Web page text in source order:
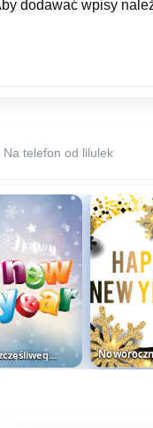
Na telefon od lilulek
Szczęśliwego Nowego Roku